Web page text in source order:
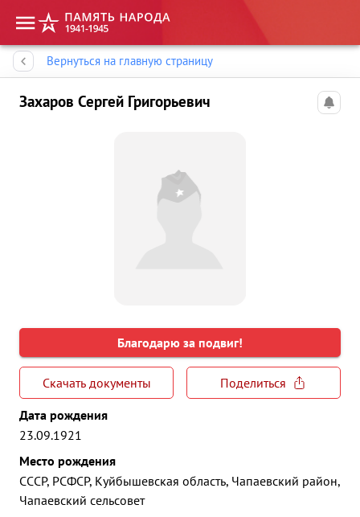
Вернуться на главную страницу
Захаров Сергей Григорьевич
Благодарю за подвиг!
Скачать документы
Поделиться
Дата рождения
23.09.1921
Место рождения
СССР, РСФСР, Куйбышевская область, Чапаевский район,
Чапаевский сельсовет
Память народа